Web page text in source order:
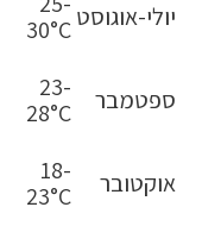
יולי-אוגוסט30°C
ספטמבר
23-
28°C
אוקטובר
18-
23°C